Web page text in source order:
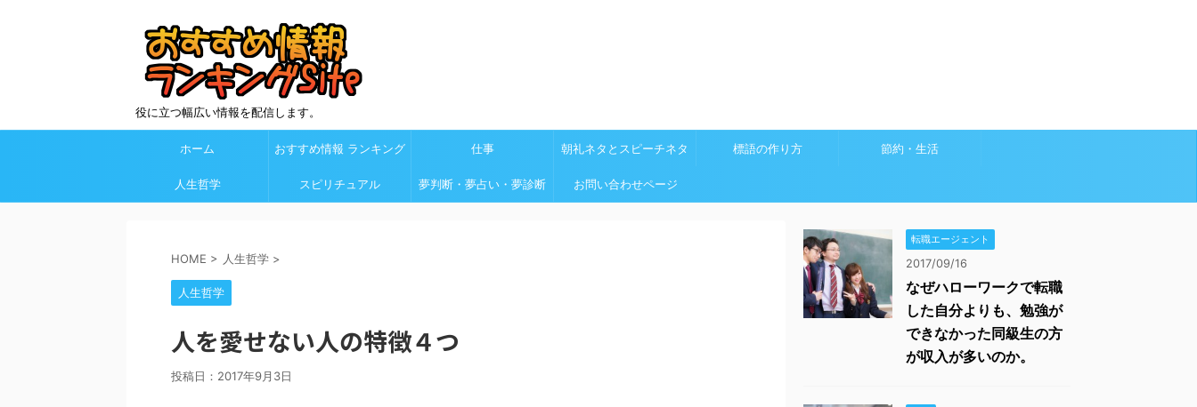
役に立つ幅広い情報を配信します。
ホーム おすすめ情報 ランキング
Site カテゴリ欄
仕事 朝礼ネタとスピーチネタ 標語の作り方 節約・生活
人生哲学 スピリチュアル 夢判断・夢占い・夢診断 お問い合わせページ
HOME > 人生哲学 >
人生哲学
人を愛せない人の特徴４つ
投稿日： 2017年9月3日
転職エージェント
2017/09/16
なぜハローワークで転職
した自分よりも、勉強が
できなかった同級生の方
が収入が多いのか。